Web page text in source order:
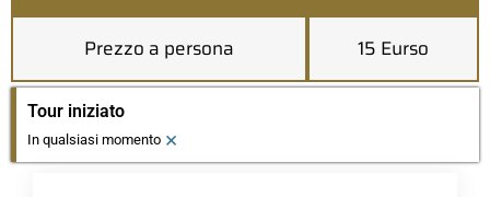
Prezzo a persona 15 Eurso
Tour iniziato
In qualsiasi momento ×